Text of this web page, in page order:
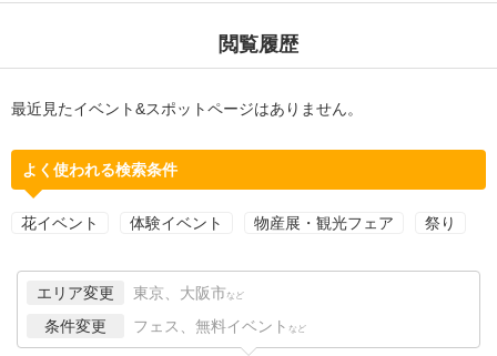
閲覧履歴
最近見たイベント&スポットページはありません。
よく使われる検索条件
花イベント 体験イベント 物産展・観光フェア 祭り
エリア変更 東京、大阪市 など
条件変更 フェス、無料イベント など